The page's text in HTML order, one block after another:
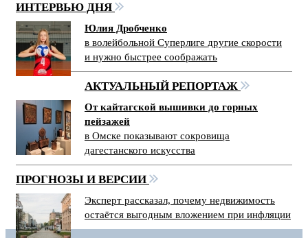
ИНТЕРВЬЮ ДНЯ
Юлия Дробченко
в волейбольной Суперлиге другие скорости
и нужно быстрее соображать
АКТУАЛЬНЫЙ РЕПОРТАЖ
От кайтагской вышивки до горных
пейзажей
в Омске показывают сокровища
дагестанского искусства
ПРОГНОЗЫ И ВЕРСИИ
Эксперт рассказал, почему недвижимость
остаётся выгодным вложением при инфляции